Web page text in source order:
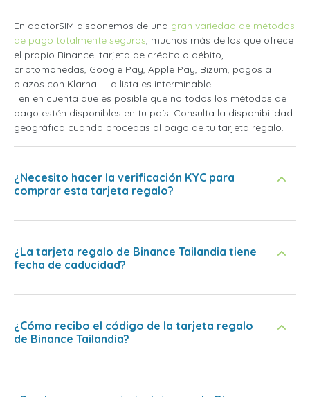
En doctorSIM disponemos de una gran variedad de métodos
de pago totalmente seguros, muchos más de los que ofrece
el propio Binance: tarjeta de crédito o débito,
criptomonedas, Google Pay, Apple Pay, Bizum, pagos a
plazos con Klarna... La lista es interminable.
Ten en cuenta que es posible que no todos los métodos de
pago estén disponibles en tu país. Consulta la disponibilidad
geográfica cuando procedas al pago de tu tarjeta regalo.
¿Necesito hacer la verificación KYC para
comprar esta tarjeta regalo?
¿La tarjeta regalo de Binance Tailandia tiene
fecha de caducidad?
¿Cómo recibo el código de la tarjeta regalo
de Binance Tailandia?